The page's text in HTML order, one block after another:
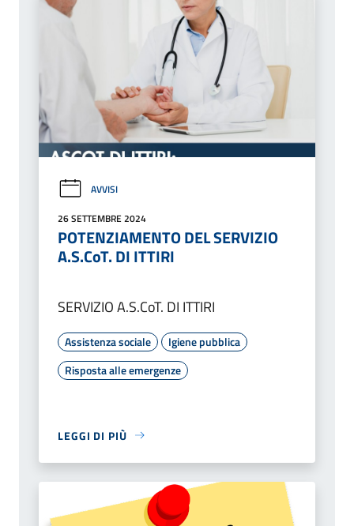
AVVISI
26 SETTEMBRE 2024
POTENZIAMENTO DEL SERVIZIO
A.S.CoT. DI ITTIRI
SERVIZIO A.S.CoT. DI ITTIRI
Assistenza sociale
Igiene pubblica
Risposta alle emergenze
LEGGI DI PIÙ